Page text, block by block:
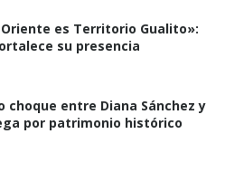
es Territorio Gualito»:
su presencia
choque entre Diana Sánchez y
por patrimonio histórico